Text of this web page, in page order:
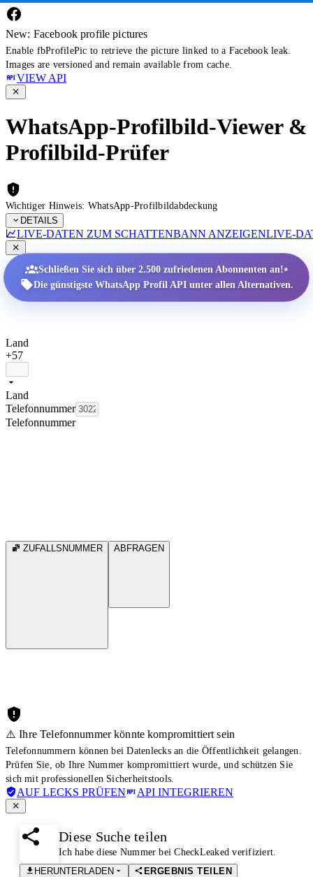
New: Facebook profile pictures
Enable fbProfilePic to retrieve the picture linked to a Facebook leak.
Images are versioned and remain available from cache.
VIEW API
WhatsApp-Profilbild-Viewer &
Profilbild-Prüfer
Wichtiger Hinweis: WhatsApp-Profilbildabdeckung
DETAILS
LIVE-DATEN ZUM SCHATTENBANN ANZEIGENLIVE-
Schließen Sie sich über 2.500 zufriedenen Abonnenten an!•
Die günstigste WhatsApp Profil API unter allen Alternativen.
Land
+57
Land
Telefonnummer
Telefonnummer
ZUFALLSNUMMER ABFRAGEN
⚠️ Ihre Telefonnummer könnte kompromittiert sein
Telefonnummern können bei Datenlecks an die Öffentlichkeit gelangen.
Prüfen Sie, ob Ihre Nummer kompromittiert wurde, und schützen Sie
sich mit professionellen Sicherheitstools.
AUF LECKS PRÜFEN API INTEGRIEREN
Diese Suche teilen
Ich habe diese Nummer bei CheckLeaked verifiziert.
HERUNTERLADEN
ERGEBNIS TEILEN